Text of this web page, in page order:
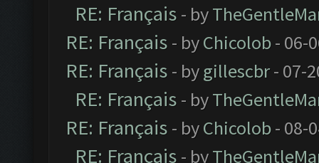
RE: Français - by
RE: Français - byChicolob- 06-
RE: Français - bygillescbr- 07-
RE: Français - by
RE: Français - byChicolob- 08-
RE: Français - by